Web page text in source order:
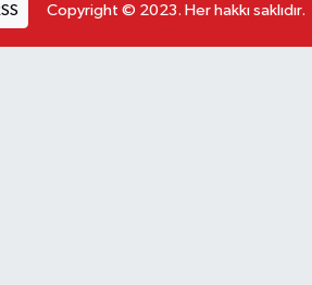
Copyright © 2023. Her hakkı saklıdır.